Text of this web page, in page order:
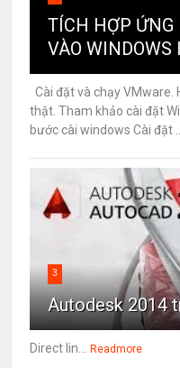
TÍCH HỢP ỨNG
VÀO WINDOWS
Cài đặt và chạy VMware.
thật. Tham khảo cài đặt
bước cài windows Cài đặt
3
Autodesk 2014
Direct lin... Readmore